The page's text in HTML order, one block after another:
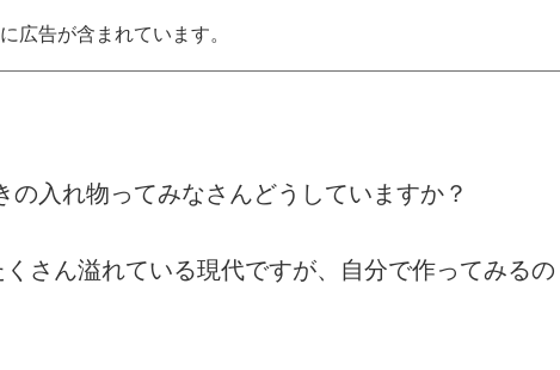
広告が含まれています。
入れ物ってみなさんどうしていますか？
さん溢れている現代ですが、自分で作ってみるの